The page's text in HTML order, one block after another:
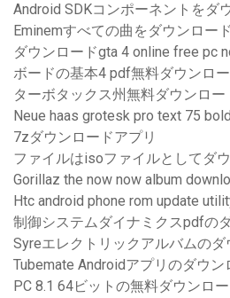
Android SDKコンポーネントをダ
Eminemすべての曲をダウンロー
ダウンロードgta 4 online free pc
ボードの基本4 pdf無料ダウンロ
ターボタックス州無料ダウンロー
Neue haas grotesk pro text 75
7zダウンロードアプリ
ファイルはisoファイルとしてダ
Gorillaz the now now album
Htc android phone rom update
制御システムダイナミクスpdfの
Syreエレクトリックアルバムのダ
Tubemate Androidアプリのダウン
PC 8.1 64ビットの無料ダウンロ